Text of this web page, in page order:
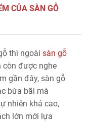
CỦA SÀN GỖ
thì ngoài sàn gỗ
còn được nghe
gần đây, sàn gỗ
bừa bãi mà
nhiên khá cao,
lớn mới lựa